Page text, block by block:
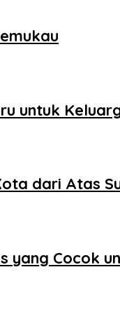
untuk
dari Atas
yang Cocok